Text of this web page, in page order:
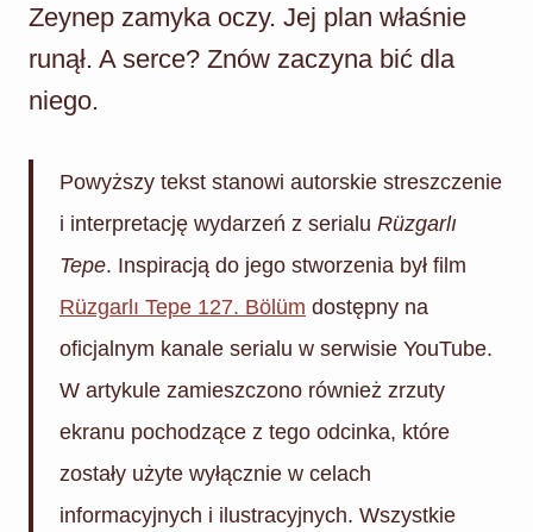
Zeynep zamyka oczy. Jej plan właśnie
runął. A serce? Znów zaczyna bić dla
niego.
Powyższy tekst stanowi autorskie streszczenie
i interpretację wydarzeń z serialu Rüzgarlı
Tepe. Inspiracją do jego stworzenia był film
Rüzgarlı Tepe 127. Bölüm dostępny na
oficjalnym kanale serialu w serwisie YouTube.
W artykule zamieszczono również zrzuty
ekranu pochodzące z tego odcinka, które
zostały użyte wyłącznie w celach
informacyjnych i ilustracyjnych. Wszystkie